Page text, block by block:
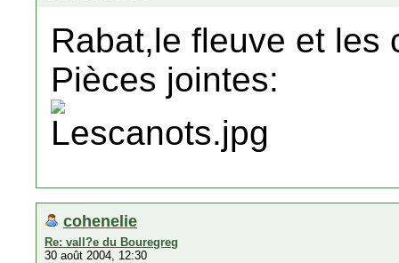
Rabat,le fleuve et les
Pièces jointes:
cohenelie
Re: vall?e du Bouregreg
30 août 2004, 12:30